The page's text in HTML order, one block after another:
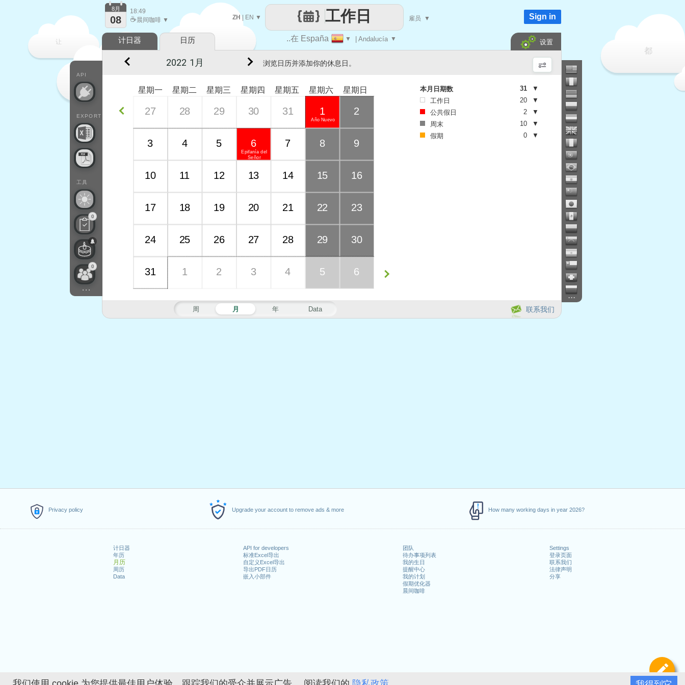
Privacy policy Upgrade your account to remove ads & more How many working days in year 2026?
计日器
年历
月历
周历
Data
API for developers
标准Excel导出
自定义Excel导出
导出PDF日历
嵌入小部件
团队
待办事项列表
我的生日
提醒中心
我的计划
假期优化器
晨间咖啡
Settings
登录页面
联系我们
法律声明
分享
定
让
都
..在 España ▼ | Andalucía ▼
工作日
ZH | EN ▼ 雇员 ▼
API
EXPORT
工具
0
0
...
8月
08
18:49
☕晨间咖啡 ▼ Sign in
计日器 日历 设置
...
联系我们
浏览日历并添加你的休息日。
周 月 年 Data
星期一 星期二 星期三 星期四 星期五 星期六 星期日
27 28 29 30 31
Año Nuevo
1 2
3 4 5
Epifanía del
Señor
6 7 8 9
10 11 12 13 14 15 16
17 18 19 20 21 22 23
24 25 26 27 28 29 30
31 1 2 3 4 5 6
本月日期数 31
▼
工作日
20
▼
公共假日
2
▼
周末
10
▼
假期
0 ▼